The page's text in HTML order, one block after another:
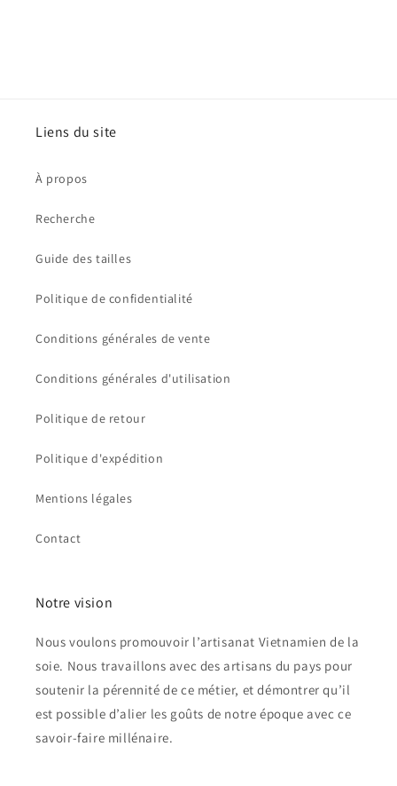
Liens du site
À propos
Recherche
Guide des tailles
Politique de confidentialité
Conditions générales de vente
Conditions générales d'utilisation
Politique de retour
Politique d'expédition
Mentions légales
Contact
Notre vision
Nous voulons promouvoir l’artisanat Vietnamien de la
soie. Nous travaillons avec des artisans du pays pour
soutenir la pérennité de ce métier, et démontrer qu’il
est possible d’alier les goûts de notre époque avec ce
savoir-faire millénaire.